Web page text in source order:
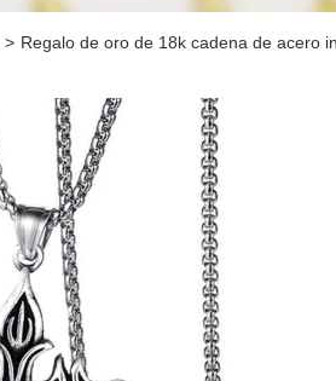
> Regalo de oro de 18k cadena de acero